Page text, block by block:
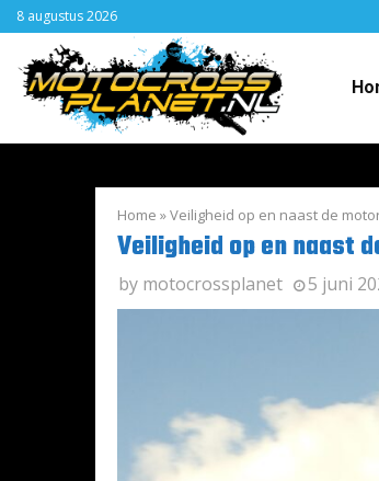
8 augustus 2026
Home »Veiligheid op en naast de
Veiligheid op en naast
by motocrossplanet 5 juni